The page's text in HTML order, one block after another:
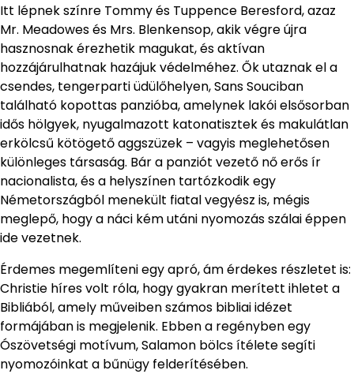
Itt lépnek színre Tommy és Tuppence Beresford, azaz
Mr. Meadowes és Mrs. Blenkensop, akik végre újra
hasznosnak érezhetik magukat, és aktívan
hozzájárulhatnak hazájuk védelméhez. Ők utaznak el a
csendes, tengerparti üdülőhelyen, Sans Souciban
található kopottas panzióba, amelynek lakói elsősorban
idős hölgyek, nyugalmazott katonatisztek és makulátlan
erkölcsű kötögető aggszüzek – vagyis meglehetősen
különleges társaság. Bár a panziót vezető nő erős ír
nacionalista, és a helyszínen tartózkodik egy
Németországból menekült fiatal vegyész is, mégis
meglepő, hogy a náci kém utáni nyomozás szálai éppen
ide vezetnek.
Érdemes megemlíteni egy apró, ám érdekes részletet is:
Christie híres volt róla, hogy gyakran merített ihletet a
Bibliából, amely műveiben számos bibliai idézet
formájában is megjelenik. Ebben a regényben egy
Ószövetségi motívum, Salamon bölcs ítélete segíti
nyomozóinkat a bűnügy felderítésében.